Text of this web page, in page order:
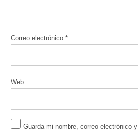
Correo electrónico*
Web
Guarda mi nombre, correo electrónico